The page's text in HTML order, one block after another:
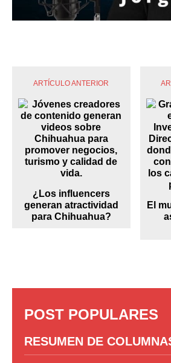
ARTÍCULO ANTERIOR
¿Los influencers
generan atractividad
para Chihuahua?
El
POST POPULARES
RESUMEN DE